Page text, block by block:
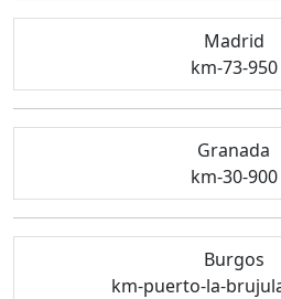
Madrid
km-73-950
Granada
km-30-900
Burgos
km-puerto-la-